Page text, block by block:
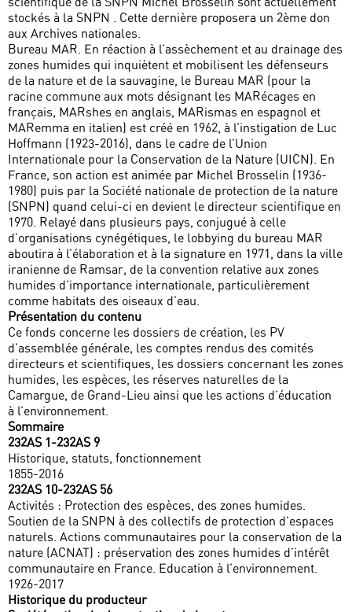
stockés à la SNPN . Cette dernière proposera un 2ème don
aux Archives nationales.
Bureau MAR. En réaction à l’assèchement et au drainage des
zones humides qui inquiètent et mobilisent les défenseurs
de la nature et de la sauvagine, le Bureau MAR (pour la
racine commune aux mots désignant les MARécages en
français, MARshes en anglais, MARismas en espagnol et
MARemma en italien) est créé en 1962, à l’instigation de Luc
Hoffmann (1923-2016), dans le cadre de l’Union
Internationale pour la Conservation de la Nature (UICN). En
France, son action est animée par Michel Brosselin (1936-
1980) puis par la Société nationale de protection de la nature
(SNPN) quand celui-ci en devient le directeur scientifique en
1970. Relayé dans plusieurs pays, conjugué à celle
d’organisations cynégétiques, le lobbying du bureau MAR
aboutira à l’élaboration et à la signature en 1971, dans la ville
iranienne de Ramsar, de la convention relative aux zones
humides d’importance internationale, particulièrement
comme habitats des oiseaux d’eau.
Présentation du contenu
Ce fonds concerne les dossiers de création, les PV
d’assemblée générale, les comptes rendus des comités
directeurs et scientifiques, les dossiers concernant les zones
humides, les espèces, les réserves naturelles de la
Camargue, de Grand-Lieu ainsi que les actions d’éducation
à l’environnement.
Sommaire
232AS 1-232AS 9
Historique, statuts, fonctionnement
1855-2016
232AS 10-232AS 56
Activités : Protection des espèces, des zones humides.
Soutien de la SNPN à des collectifs de protection d’espaces
naturels. Actions communautaires pour la conservation de la
nature (ACNAT) : préservation des zones humides d’intérêt
communautaire en France. Education à l’environnement.
1926-2017
Historique du producteur